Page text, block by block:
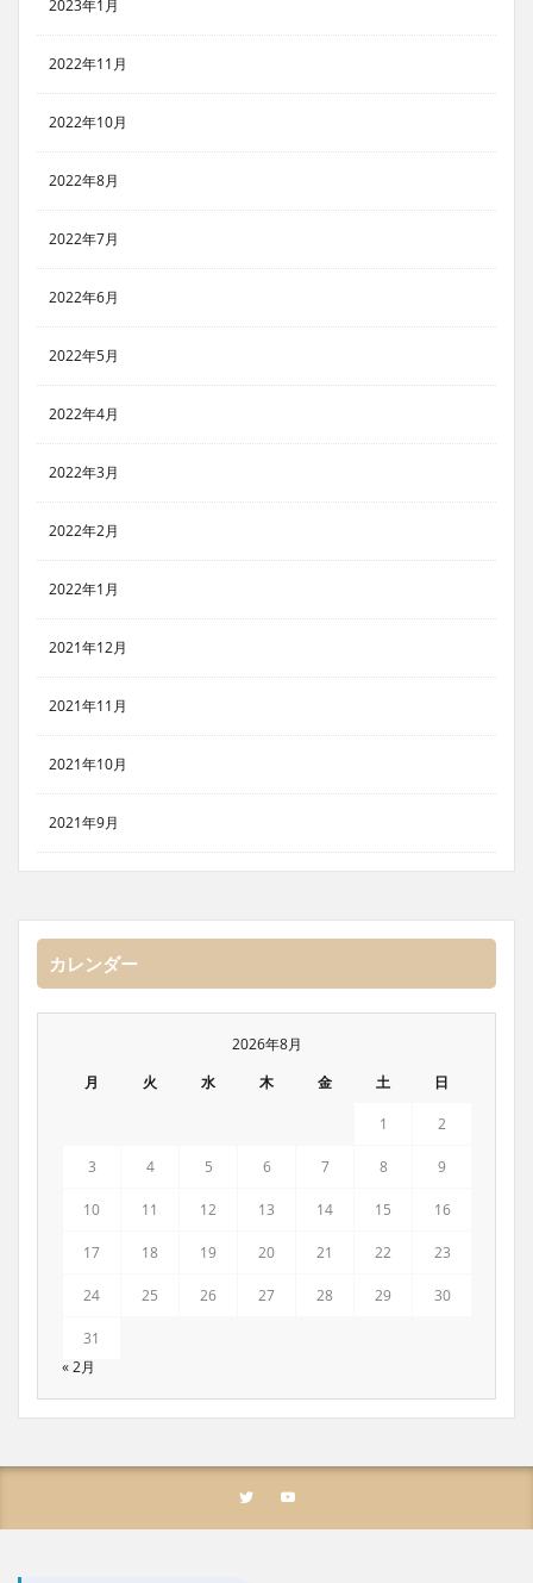
2023年1月
2022年11月
2022年10月
2022年8月
2022年7月
2022年6月
2022年5月
2022年4月
2022年3月
2022年2月
2022年1月
2021年12月
2021年11月
2021年10月
2021年9月
カレンダー
2026年8月
月
火 水 木 金 土 日
1 2
3 4 5 6 7 8 9
10 11 12 13 14 15 16
17 18 19 20 21 22 23
24 25 26 27 28 29 30
31
« 2月